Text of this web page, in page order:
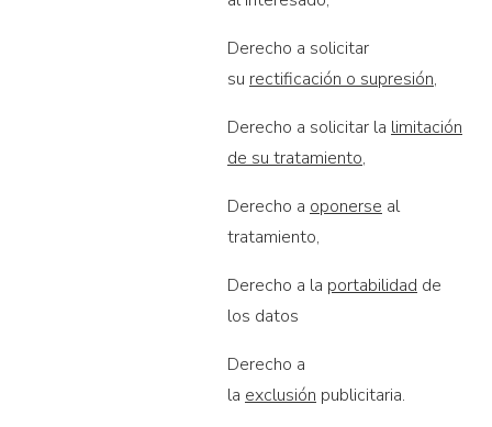
Derecho a solicitar
su rectificación o supresión,
Derecho a solicitar la limitación
de su tratamiento,
Derecho a oponerse al
tratamiento,
Derecho a la portabilidad de
los datos
Derecho a
la exclusión publicitaria.